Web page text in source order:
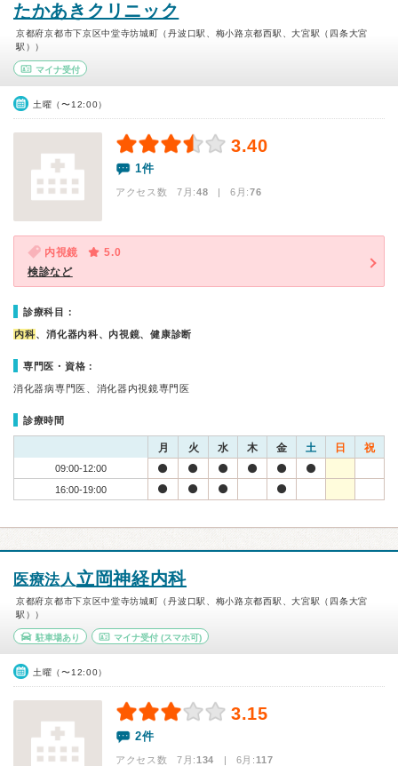
たかあきクリニック
京都府京都市下京区中堂寺坊城町（丹波口駅、梅小路京都西駅、大宮駅（四条大宮
駅））
マイナ受付
土曜（〜12:00）
3.40
1件
アクセス数 7月:48 | 6月:76
内視鏡
5.0
検診など
診療科目：
内科、消化器内科、内視鏡、健康診断
専門医・資格：
消化器病専門医、消化器内視鏡専門医
診療時間
月 火 水 木 金 土 日 祝
09:00-12:00
16:00-19:00
医療法人立岡神経内科
京都府京都市下京区中堂寺坊城町（丹波口駅、梅小路京都西駅、大宮駅（四条大宮
駅））
駐車場あり マイナ受付(スマホ可)
土曜（〜12:00）
3.15
2件
アクセス数 7月:134 | 6月:117